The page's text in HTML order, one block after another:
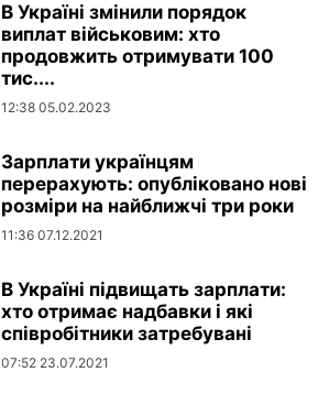
В Україні змінили порядок
виплат військовим: хто
продовжить отримувати 100
тис....
12:38 05.02.2023
Зарплати українцям
перерахують: опубліковано нові
розміри на найближчі три роки
11:36 07.12.2021
В Україні підвищать зарплати:
хто отримає надбавки і які
співробітники затребувані
07:52 23.07.2021